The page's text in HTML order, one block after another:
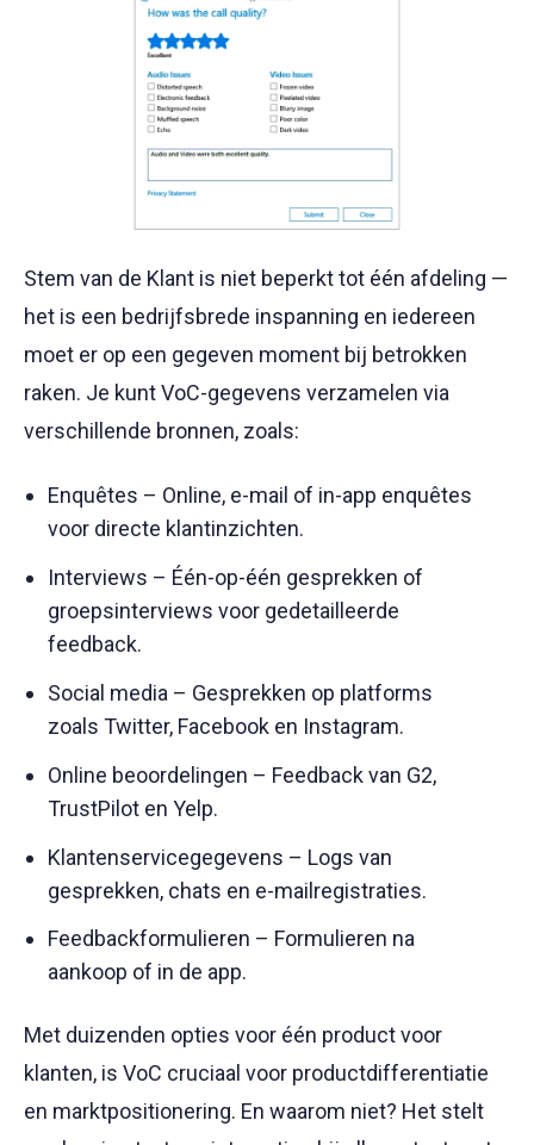
Stem van de Klant is niet beperkt tot één afdeling —
het is een bedrijfsbrede inspanning en iedereen
moet er op een gegeven moment bij betrokken
raken. Je kunt VoC-gegevens verzamelen via
verschillende bronnen, zoals:
Enquêtes – Online, e-mail of in-app enquêtes
voor directe klantinzichten.
Interviews – Één-op-één gesprekken of
groepsinterviews voor gedetailleerde
feedback.
Social media – Gesprekken op platforms
zoals Twitter, Facebook en Instagram.
Online beoordelingen – Feedback van G2,
TrustPilot en Yelp.
Klantenservicegegevens – Logs van
gesprekken, chats en e-mailregistraties.
Feedbackformulieren – Formulieren na
aankoop of in de app.
Met duizenden opties voor één product voor
klanten, is VoC cruciaal voor productdifferentiatie
en marktpositionering. En waarom niet? Het stelt